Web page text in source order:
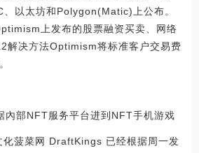
以太坊和Polygon(Matic)上公布。
上发布的股票融资买卖、网络
解决方法Optimism将标准客户交易费
部NFT服务平台进到NFT手机游戏
化菠菜网 DraftKings 已经根据周一发